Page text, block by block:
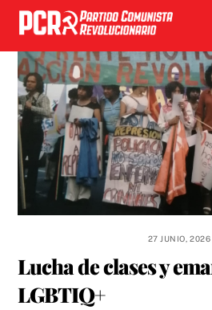
Skip
content
27 JUNIO, 2026
Lucha de clases y
LGBTIQ+